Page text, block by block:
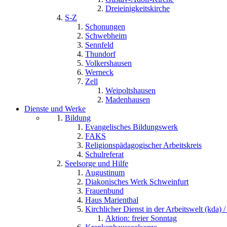
Dreieinigkeitskirche
S-Z
Schonungen
Schwebheim
Sennfeld
Thundorf
Volkershausen
Werneck
Zell
Weipoltshausen
Madenhausen
Dienste und Werke
Bildung
Evangelisches Bildungswerk
FAKS
Religionspädagogischer Arbeitskreis
Schulreferat
Seelsorge und Hilfe
Augustinum
Diakonisches Werk Schweinfurt
Frauenbund
Haus Marienthal
Kirchlicher Dienst in der Arbeitswelt (kda) /
Aktion: freier Sonntag